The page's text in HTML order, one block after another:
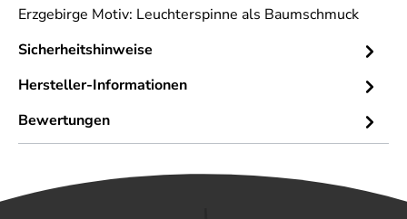
Erzgebirge Motiv: Leuchterspinne als Baumschmuck
Sicherheitshinweise
Hersteller-Informationen
Bewertungen